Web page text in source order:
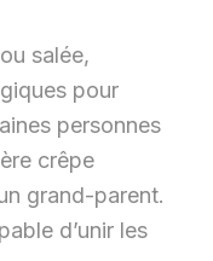
salée,
pour
personnes
crêpe
grand-parent.
d’unir les